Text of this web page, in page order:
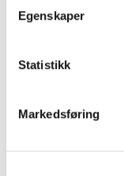
Egenskaper
Statistikk
Markedsføring
porselen og tar
Vi støper
materialet i
Våre produkter